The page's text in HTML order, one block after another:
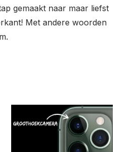
gemaakt naar maar liefst
Met andere woorden